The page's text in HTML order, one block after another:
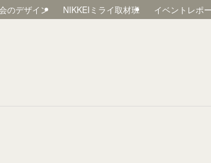
のデザイン NIKKEIミライ取材班 イベントレポ